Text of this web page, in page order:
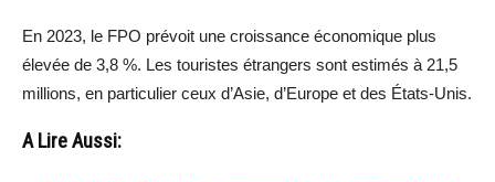
En 2023, le FPO prévoit une croissance économique plus
élevée de 3,8 %. Les touristes étrangers sont estimés à 21,5
millions, en particulier ceux d’Asie, d’Europe et des États-Unis.
A Lire Aussi: